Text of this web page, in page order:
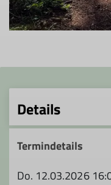
Details
Termindetails
Do. 12.03.2026